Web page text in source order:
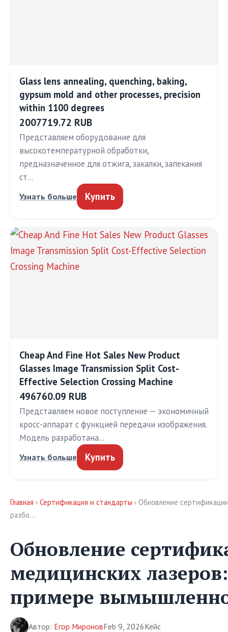
Glass lens annealing, quenching, baking,
gypsum mold and other processes, precision
within 1100 degrees
2007719.72 RUB
Представляем оборудование для
высокотемпературной обработки,
предназначенное для отжига, закалки, запекания
ст…
Узнать больше Купить
Cheap And Fine Hot Sales New Product
Glasses Image Transmission Split Cost-
Effective Selection Crossing Machine
496760.09 RUB
Представляем новое поступление — экономичный
кросс-аппарат с функцией передачи изображения.
Модель разработана…
Узнать больше Купить
Главная › Сертификация и стандарты › Обновление
разбо…
Обновление
медицинских
примере
Автор: Егор МироновFeb 9, 2026Кейс